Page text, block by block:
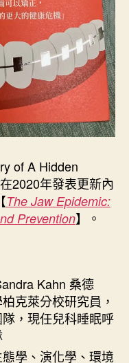
of A Hidden
2020年發表更新內
The Jaw Epidemic:
Prevention】。
Kahn 桑德
克萊分校研究員，
，現任兒科睡眠呼
學、演化學、環境